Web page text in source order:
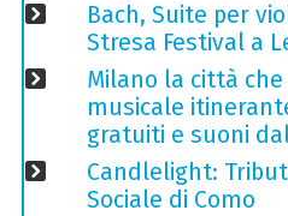
Bach, Suite per
Stresa Festival a
Milano la città
musicale
gratuiti e suoni
Candlelight:
Sociale di Como